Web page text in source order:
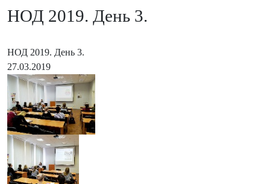
НОД 2019. День 3.
НОД 2019. День 3.
27.03.2019